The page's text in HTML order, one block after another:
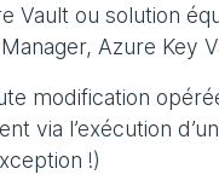
Vault ou solution
Azure Key
modification
via l’exécution
!)